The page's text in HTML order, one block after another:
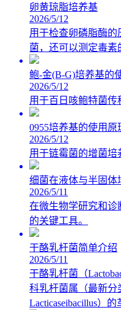
卵黄琼脂培养基
2026/5/12
用于检查卵磷脂酶
菌，还可以测定毒素
鲍-金(B-G)培养基的
2026/5/12
用于百日咳鲍特菌
0955培养基的使用原
2026/5/12
用于链霉菌的增菌培
细菌在液体与半固体
2026/5/11
在微生物学研究和诊
的关键工具。
干酪乳杆菌简单介绍
2026/5/11
干酪乳杆菌（
科乳杆菌属（最新分
Lacticaseibacillus）